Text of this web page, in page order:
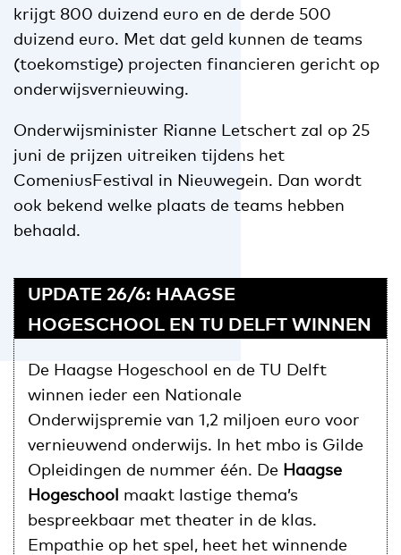
krijgt 800 duizend euro en de derde 500
duizend euro. Met dat geld kunnen de teams
(toekomstige) projecten financieren gericht op
onderwijsvernieuwing.
Onderwijsminister Rianne Letschert zal op 25
juni de prijzen uitreiken tijdens het
ComeniusFestival in Nieuwegein. Dan wordt
ook bekend welke plaats de teams hebben
behaald.
UPDATE 26/6: HAAGSE
HOGESCHOOL EN TU DELFT WINNEN
De Haagse Hogeschool en de TU Delft
winnen ieder een Nationale
Onderwijspremie van 1,2 miljoen euro voor
vernieuwend onderwijs. In het mbo is Gilde
Opleidingen de nummer één. De Haagse
Hogeschool maakt lastige thema’s
bespreekbaar met theater in de klas.
Empathie op het spel, heet het winnende